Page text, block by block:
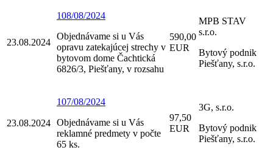
23.08.2024
108/08/2024
Objednávame si u Vás
opravu zatekajúcej strechy v
bytovom dome Čachtická
6826/3, Piešťany, v rozsahu
590,00
EUR
MPB STAV
s.r.o.
Bytový podnik
Piešťany, s.r.o.
23.08.2024
107/08/2024
Objednávame si u Vás
reklamné predmety v počte
65 ks.
97,50
EUR
3G, s.r.o.
Bytový podnik
Piešťany, s.r.o.